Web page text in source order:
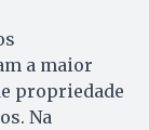
a maior
propriedade
Na